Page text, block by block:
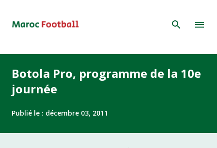
Botola Pro, programme de la 10e
journée
Publié le : décembre 03, 2011